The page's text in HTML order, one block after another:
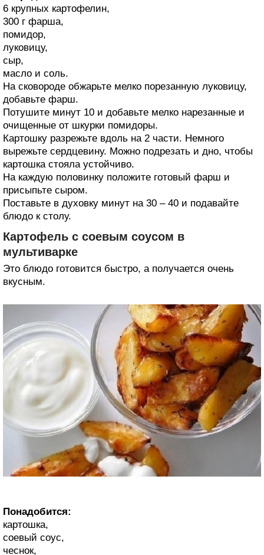
6 крупных картофелин,
300 г фарша,
помидор,
луковицу,
сыр,
масло и соль.
На сковороде обжарьте мелко порезанную луковицу,
добавьте фарш.
Потушите минут 10 и добавьте мелко нарезанные и
очищенные от шкурки помидоры.
Картошку разрежьте вдоль на 2 части. Немного
вырежьте сердцевину. Можно подрезать и дно, чтобы
картошка стояла устойчиво.
На каждую половинку положите готовый фарш и
присыпьте сыром.
Поставьте в духовку минут на 30 – 40 и подавайте
блюдо к столу.
Картофель с соевым соусом в
мультиварке
Это блюдо готовится быстро, а получается очень
вкусным.
Понадобится:
картошка,
соевый соус,
чеснок,